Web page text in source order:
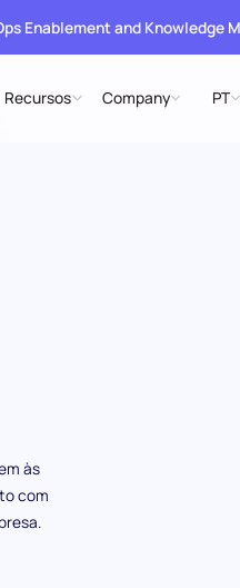
Enablement and Knowledge
Recursos Company PT
às
com